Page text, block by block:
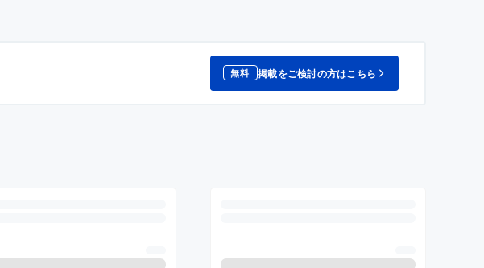
無料 掲載をご検討の方はこちら